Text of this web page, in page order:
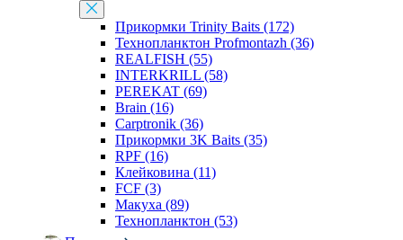
Прикормки Trinity Baits (172)
Технопланктон Profmontazh (36)
REALFISH (55)
INTERKRILL (58)
PEREKAT (69)
Brain (16)
Carptronik (36)
Прикормки 3K Baits (35)
RPF (16)
Клейковина (11)
FCF (3)
Макуха (89)
Технопланктон (53)